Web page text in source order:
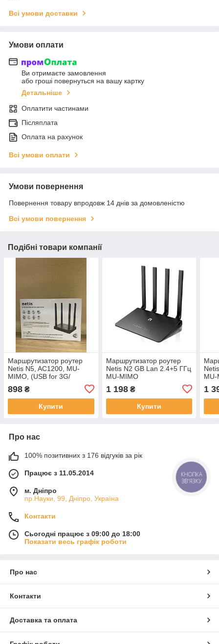
Всі умови доставки
Умови оплати
Ви отримаєте замовлення
або гроші повернуться на вашу картку
Детальніше
Оплатити частинами
Післяплата
Оплата на рахунок
Всі умови оплати
Умови повернення
Повернення товару впродовж 14 днів за домовленістю
Всі умови повернення
Подібні товари компанії
Маршрутизатор роутер
Netis N5, AC1200, MU-
MIMO, (USB for 3G/
898 ₴
Купити
Маршрутизатор роутер
Netis N2 GB Lan 2.4+5 ГГц
MU-MIMO
1 198₴
Купити
1
Про нас
100% позитивних з 176 відгуків за рік
Працює з 11.05.2014
м. Дніпро
пр.Науки, 99, Дніпро, Україна
Контакти
Сьогодні працює з 09:00 до 18:00
Показати весь графік роботи
Про нас
Контакти
Доставка та оплата
КНОПКА
ЗВ'ЯЗКУ